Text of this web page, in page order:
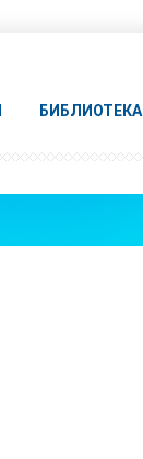
БИБЛИОТЕКА